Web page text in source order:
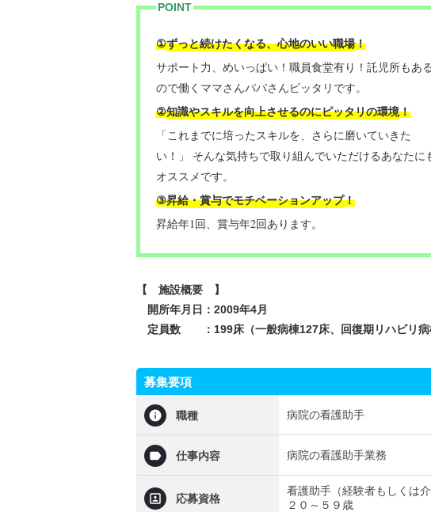
POINT
①ずっと続けたくなる、心地のいい職場！
サポート力、めいっぱい！職員食堂有り！託児所もある
ので働くママさんパパさんピッタリです。
②知識やスキルを向上させるのにピッタリの環境！
「これまでに培ったスキルを、さらに磨いていきた
い！」 そんな気持ちで取り組んでいただけるあなたに
オススメです。
③昇給・賞与でモチベーションアップ！
昇給年1回、賞与年2回あります。
【 施設概要 】
開所年月日：2009年4月
定員数 ：199床（一般病棟127床、回復期リハビリ病
募集要項
職種 病院の看護助手
仕事内容 病院の看護助手業務
応募資格
看護助手（経験者もしくは介
２０～５９歳